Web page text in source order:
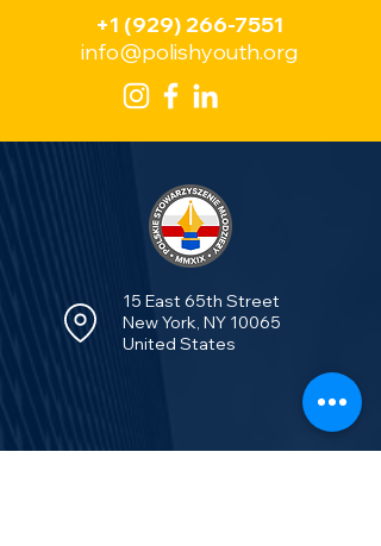
+1 (929) 266-7551
info@polishyouth.org
15 East 65th Street
New York, NY 10065
United States